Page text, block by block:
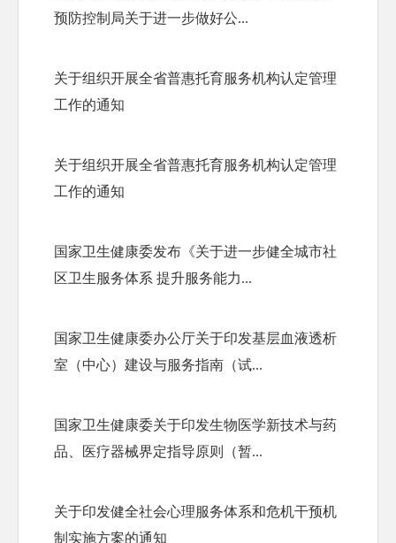
预防控制局关于进一步做好公...
关于组织开展全省普惠托育服务机构认定管理
工作的通知
关于组织开展全省普惠托育服务机构认定管理
工作的通知
国家卫生健康委发布《关于进一步健全城市社
区卫生服务体系 提升服务能力...
国家卫生健康委办公厅关于印发基层血液透析
室（中心）建设与服务指南（试...
国家卫生健康委关于印发生物医学新技术与药
品、医疗器械界定指导原则（暂...
关于印发健全社会心理服务体系和危机干预机
制实施方案的通知